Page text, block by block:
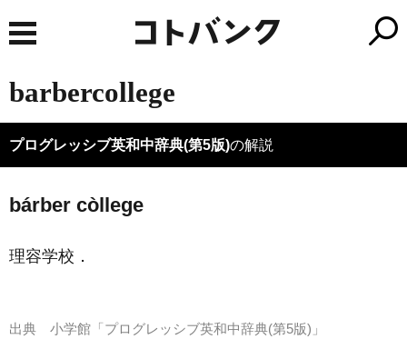
barbercollege
プログレッシブ英和中辞典(第5版)の解説
bárber còllege
理容学校 ．
出典 小学館「プログレッシブ英和中辞典(第5版)」